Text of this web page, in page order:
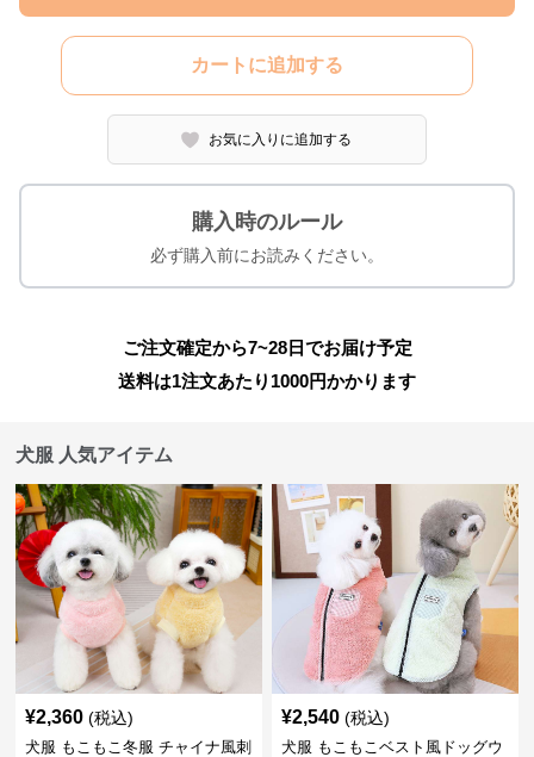
カートに追加する
お気に入りに追加する
購入時のルール
必ず購入前にお読みください。
ご注文確定から7~28日でお届け予定
送料は1注文あたり 1000円かかります
犬服 人気アイテム
¥2,360 (税込)
犬服 もこもこ冬服 チャイナ風刺
¥2,540 (税込)
犬服 もこもこベスト風ドッグウ